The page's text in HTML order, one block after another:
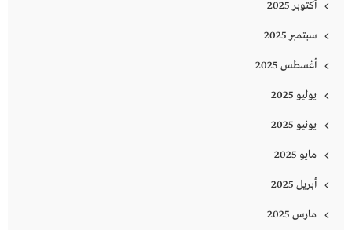
أكتوبر 2025
سبتمبر 2025
أغسطس 2025
يوليو 2025
يونيو 2025
مايو 2025
أبريل 2025
مارس 2025